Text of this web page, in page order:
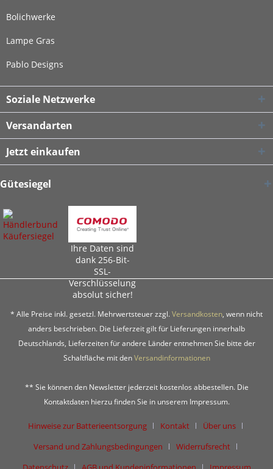
Bolichwerke
Lampe Gras
Pablo Designs
Soziale Netzwerke
Versandarten
Jetzt einkaufen
Gütesiegel
Ihre Daten sind
dank 256-Bit-
SSL-
Verschlüsselung
absolut sicher!
* Alle Preise inkl. gesetzl. Mehrwertsteuer zzgl.Versandkosten, wenn nicht
anders beschrieben. Die Lieferzeit gilt für Lieferungen innerhalb
Deutschlands, Lieferzeiten für andere Länder entnehmen Sie bitte der
Schaltfläche mit denVersandinformationen
** Sie können den Newsletter jederzeit kostenlos abbestellen. Die
Kontaktdaten hierzu finden Sie in unserem Impressum.
Hinweise zur Batterieentsorgung Kontakt
Über uns
Versand und Zahlungsbedingungen
Widerrufsrecht